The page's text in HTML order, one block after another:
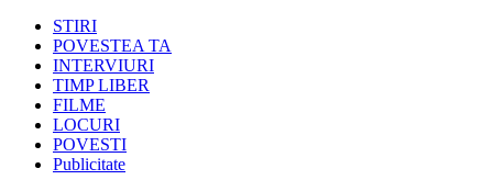
STIRI
POVESTEA TA
INTERVIURI
TIMP LIBER
FILME
LOCURI
POVESTI
Publicitate